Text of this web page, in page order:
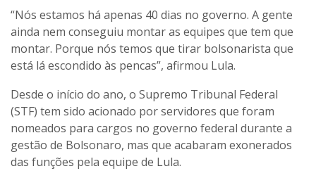
“Nós estamos há apenas 40 dias no governo. A gente
ainda nem conseguiu montar as equipes que tem que
montar. Porque nós temos que tirar bolsonarista que
está lá escondido às pencas”, afirmou Lula.
Desde o início do ano, o Supremo Tribunal Federal
(STF) tem sido acionado por servidores que foram
nomeados para cargos no governo federal durante a
gestão de Bolsonaro, mas que acabaram exonerados
das funções pela equipe de Lula.